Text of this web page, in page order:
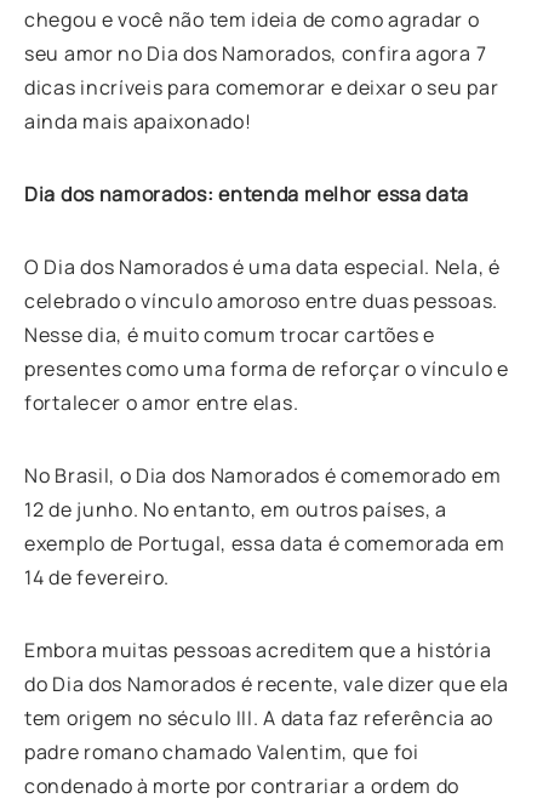
chegou e você não tem ideia de como agradar o
seu amor no Dia dos Namorados, confira agora 7
dicas incríveis para comemorar e deixar o seu par
ainda mais apaixonado!
Dia dos namorados: entenda melhor essa data
O Dia dos Namorados é uma data especial. Nela, é
celebrado o vínculo amoroso entre duas pessoas.
Nesse dia, é muito comum trocar cartões e
presentes como uma forma de reforçar o vínculo e
fortalecer o amor entre elas.
No Brasil, o Dia dos Namorados é comemorado em
12 de junho. No entanto, em outros países, a
exemplo de Portugal, essa data é comemorada em
14 de fevereiro.
Embora muitas pessoas acreditem que a história
do Dia dos Namorados é recente, vale dizer que ela
tem origem no século III. A data faz referência ao
padre romano chamado Valentim, que foi
condenado à morte por contrariar a ordem do